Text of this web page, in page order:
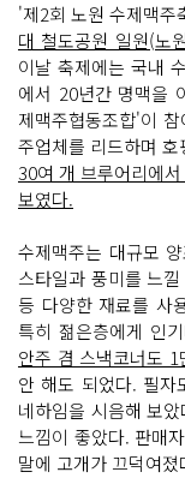
'제2회 노원 수제맥주
대 철도공원 일원(노
이날 축제에는 국내
에서 20년간 명맥을
제맥주협동조합'이
주업체를 리드하며
30여 개 브루어리에
보였다.
수제맥주는 대규모
스타일과 풍미를 느
등 다양한 재료를 사
특히 젊은층에게 인
안주 겸 스낵코너도 1
안 해도 되었다. 필자
네하임을 시음해 보
느낌이 좋았다. 판매
말에 고개가 끄덕여졌